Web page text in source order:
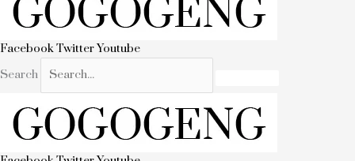
FacebookTwitterYoutube
Search